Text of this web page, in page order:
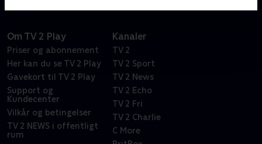
Om TV 2 Play
Priser og abonnement
Her kan du se TV 2 Play
Gavekort til TV 2 Play
Support og
Kundecenter
Vilkår og betingelser
TV 2 NEWS i offentligt
rum
Kanaler
TV 2
TV 2 Sport
TV 2 News
TV 2 Echo
TV 2 Fri
TV 2 Charlie
C More